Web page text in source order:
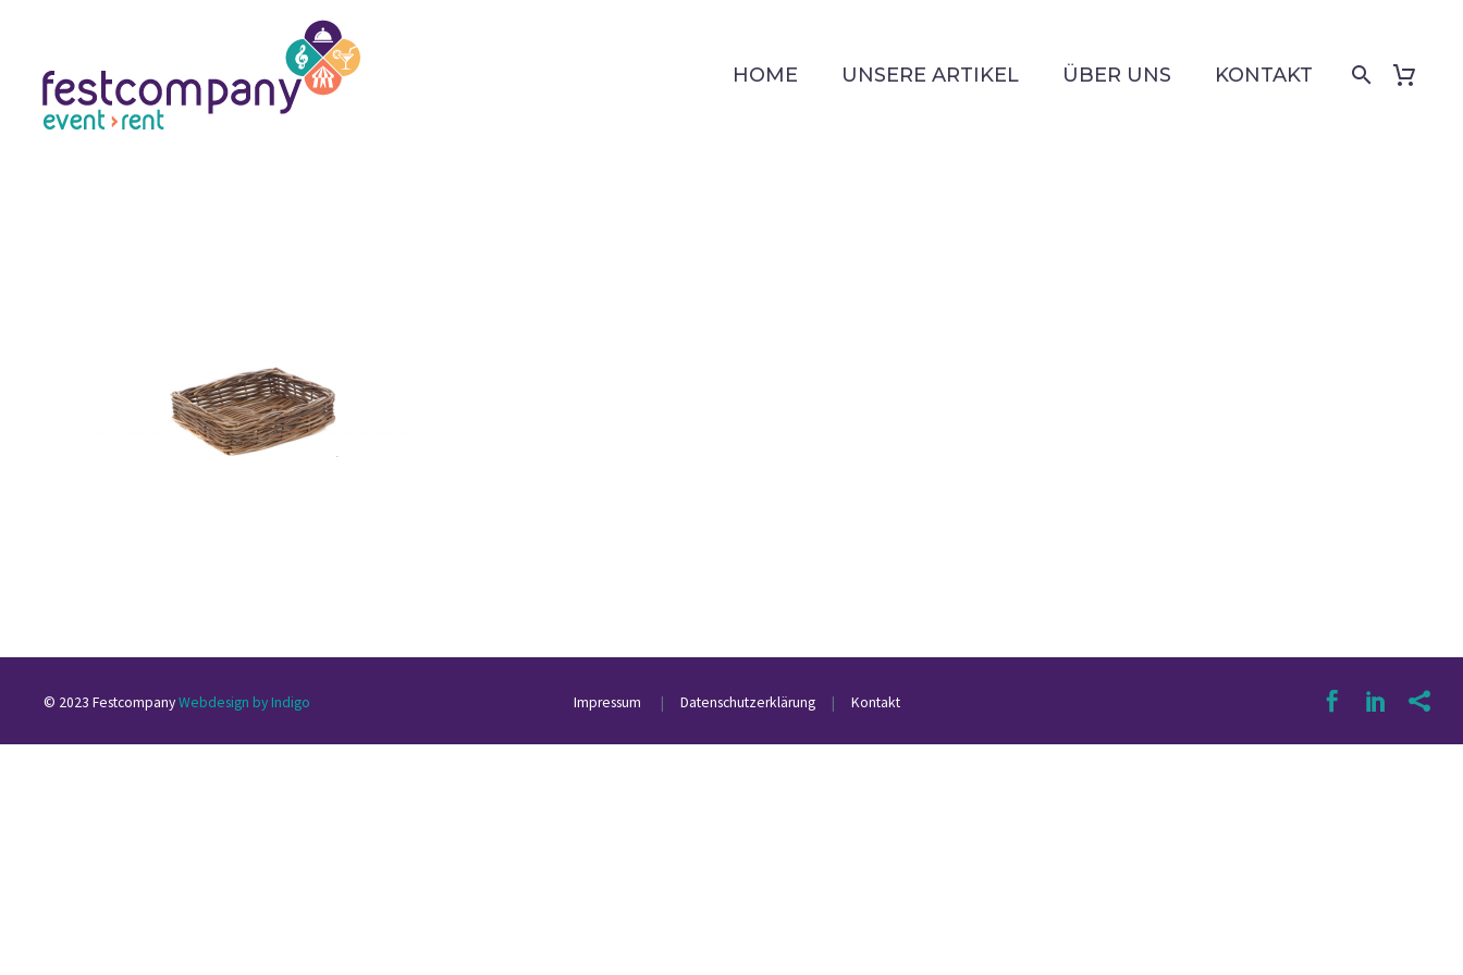
HOME UNSERE ARTIKEL ÜBER UNS KONTAKT
© 2023 FestcompanyWebdesign by Indigo Impressum | Datenschutzerklärung | Kontakt